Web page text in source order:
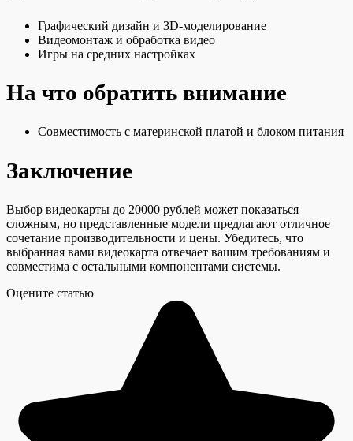
Графический дизайн и 3D-моделирование
Видеомонтаж и обработка видео
Игры на средних настройках
На что обратить внимание
Совместимость с материнской платой и блоком питания
Заключение
Выбор видеокарты до 20000 рублей может показаться
сложным, но представленные модели предлагают отличное
сочетание производительности и цены. Убедитесь, что
выбранная вами видеокарта отвечает вашим требованиям и
совместима с остальными компонентами системы.
Оцените статью